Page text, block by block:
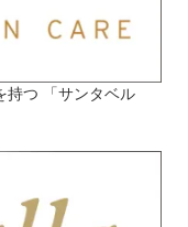
持つ 「サンタベル